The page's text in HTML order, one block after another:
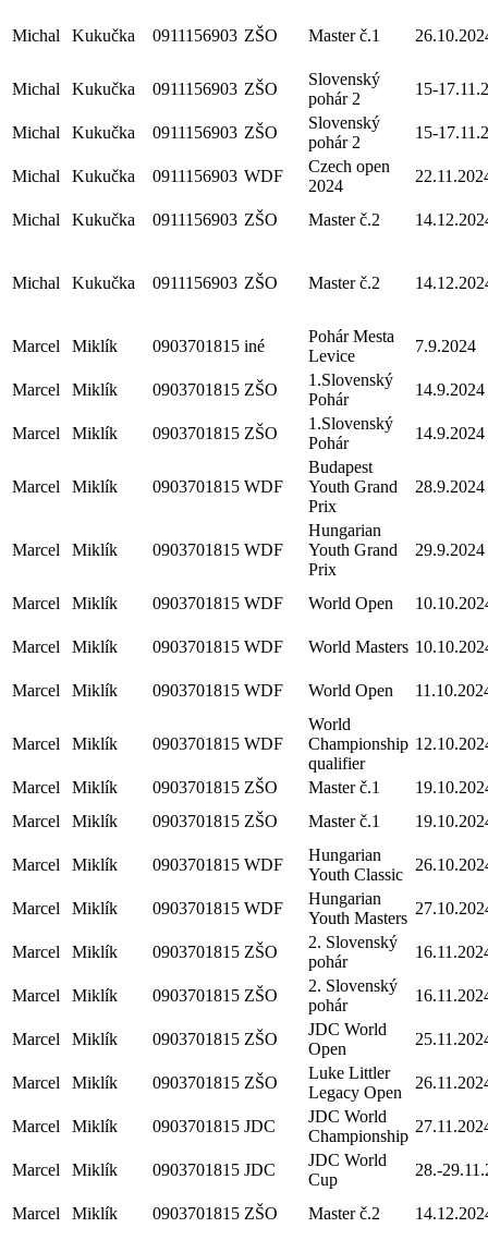
Michal Kukučka 0911156903 ZŠO Master č.1
Michal Kukučka 0911156903 ZŠO
Slovenský
pohár 2
15-
Michal Kukučka 0911156903 ZŠO
Slovenský
pohár 2
15-
Michal Kukučka 0911156903 WDF
Czech open
2024
Michal Kukučka 0911156903 ZŠO Master č.2
Michal Kukučka 0911156903 ZŠO Master č.2
Marcel Miklík 0903701815 iné
Pohár Mesta
Levice
7.9.2024
Marcel Miklík 0903701815 ZŠO
1.Slovenský
Pohár
14.9.2024
Marcel Miklík 0903701815 ZŠO
1.Slovenský
Pohár
14.9.2024
Marcel Miklík 0903701815 WDF
Budapest
Youth Grand
Prix
28.9.2024
Marcel Miklík 0903701815 WDF
Hungarian
Youth Grand
Prix
29.9.2024
Marcel Miklík 0903701815 WDF World Open
Marcel Miklík 0903701815 WDF World Masters
Marcel Miklík 0903701815 WDF World Open
Marcel Miklík 0903701815 WDF
World
Championship
qualifier
Marcel Miklík 0903701815 ZŠO Master č.1
Marcel
Miklík 0903701815 ZŠO Master č.1
Marcel Miklík 0903701815 WDF
Hungarian
Youth Classic
Marcel Miklík 0903701815 WDF
Hungarian
Youth Masters
Marcel Miklík 0903701815 ZŠO
2. Slovenský
pohár
Marcel Miklík 0903701815 ZŠO
2. Slovenský
pohár
Marcel Miklík 0903701815 ZŠO
JDC World
Open
Marcel Miklík 0903701815 ZŠO
Luke Littler
Legacy Open
Marcel Miklík 0903701815 JDC
JDC World
Championship
Marcel Miklík 0903701815 JDC
JDC World
Cup
28.-
Marcel Miklík 0903701815 ZŠO Master č.2